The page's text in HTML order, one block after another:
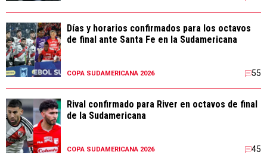
Días y horarios confirmados para los octavos
de final ante Santa Fe en la Sudamericana
COPA SUDAMERICANA 2026 55
Rival confirmado para River en octavos de final
de la Sudamericana
COPA SUDAMERICANA 2026 45